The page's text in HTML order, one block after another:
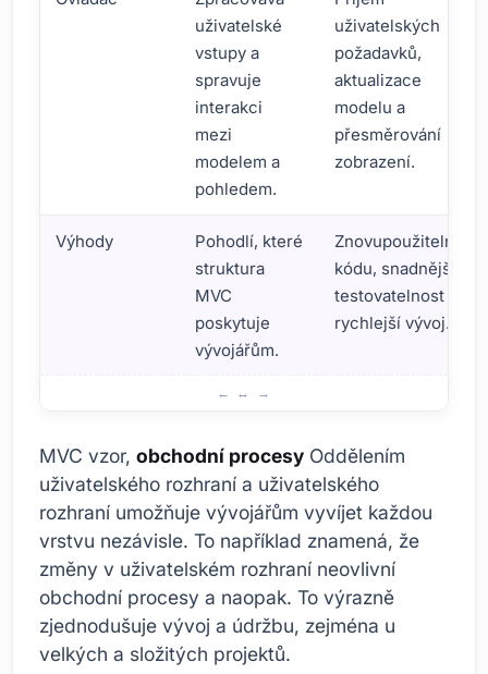
uživatelské
vstupy a
spravuje
interakci
mezi
modelem a
pohledem.
uživatelských
požadavků,
aktualizace
modelu a
přesměrování
zobrazení.
Výhody
Pohodlí, které
struktura
MVC
poskytuje
vývojářům.
Znovupoužitelnost
kódu, snadnější
testovatelnost a
rychlejší vývoj.
MVC vzor, obchodní procesy Oddělením
uživatelského rozhraní a uživatelského
rozhraní umožňuje vývojářům vyvíjet každou
vrstvu nezávisle. To například znamená, že
změny v uživatelském rozhraní neovlivní
obchodní procesy a naopak. To výrazně
zjednodušuje vývoj a údržbu, zejména u
velkých a složitých projektů.